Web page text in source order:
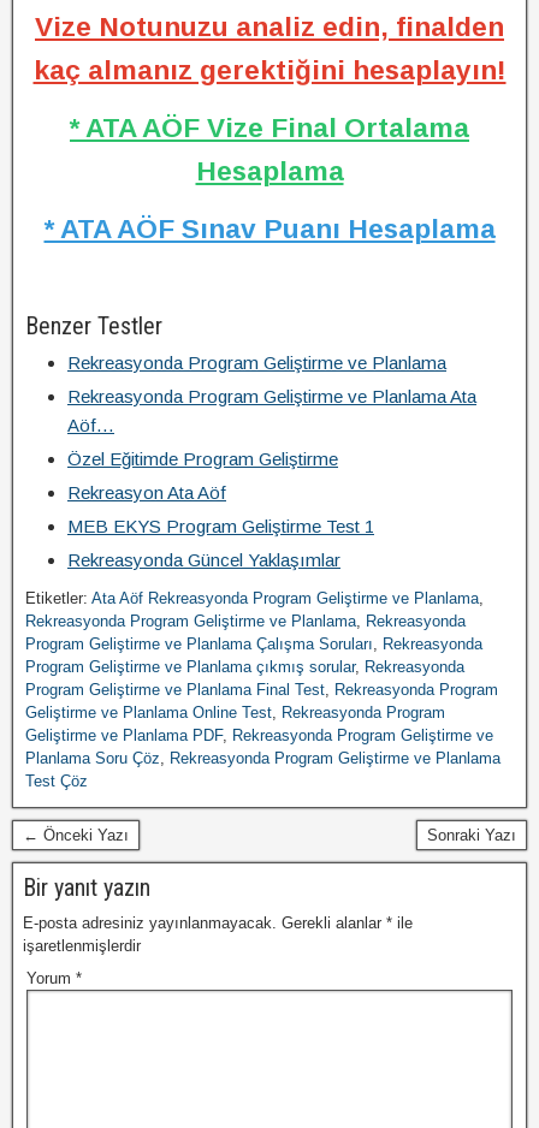
Vize Notunuzu analiz edin, finalden
kaç almanız gerektiğini hesaplayın!
* ATA AÖF Vize Final Ortalama
Hesaplama
* ATA AÖF Sınav Puanı Hesaplama
Benzer Testler
Rekreasyonda Program Geliştirme ve Planlama
Rekreasyonda Program Geliştirme ve Planlama Ata
Aöf…
Özel Eğitimde Program Geliştirme
Rekreasyon Ata Aöf
MEB EKYS Program Geliştirme Test 1
Rekreasyonda Güncel Yaklaşımlar
Etiketler: Ata Aöf Rekreasyonda Program Geliştirme ve Planlama,
Rekreasyonda Program Geliştirme ve Planlama, Rekreasyonda
Program Geliştirme ve Planlama Çalışma Soruları, Rekreasyonda
Program Geliştirme ve Planlama çıkmış sorular, Rekreasyonda
Program Geliştirme ve Planlama Final Test, Rekreasyonda Program
Geliştirme ve Planlama Online Test, Rekreasyonda Program
Geliştirme ve Planlama PDF, Rekreasyonda Program Geliştirme ve
Planlama Soru Çöz, Rekreasyonda Program Geliştirme ve Planlama
Test Çöz
← Önceki Yazı Sonraki Yazı
Bir yanıt yazın
E-posta adresiniz yayınlanmayacak. Gerekli alanlar * ile
işaretlenmişlerdir
Yorum *